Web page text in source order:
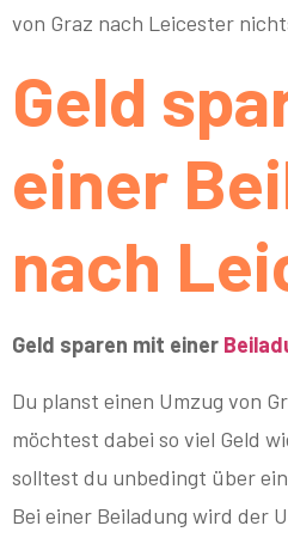
von Graz nach Leicester
Geld
einer
nach
Geld sparen mit einer
Du planst einen Umzug von
möchtest dabei so viel Geld
solltest du unbedingt über
Bei einer Beiladung wird der